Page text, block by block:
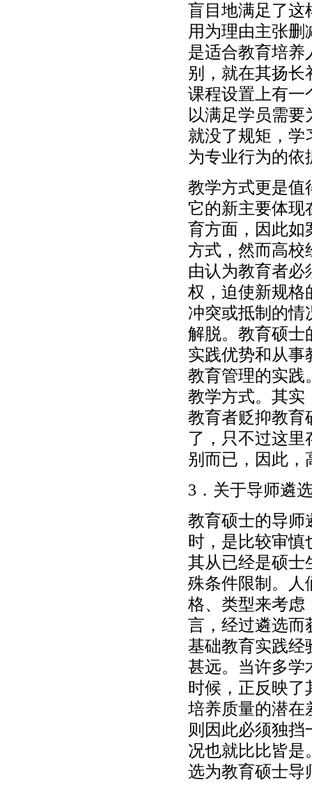
盲目地满足了这
用为理由主张
是适合教育培养
别，就在其扬长
课程设置上有一
以满足学员需
就没了规矩，学
为专业行为的依
教学方式更是值
它的新主要体现
育方面，因此如
方式，然而高校
由认为教育者必
权，迫使新规格
冲突或抵制的情
解脱。教育硕士
实践优势和从事
教育管理的实践
教学方式。其实
教育者贬抑教育
了，只不过这
别而已，因此，
3．关于导师遴
教育硕士的导师
时，是比较审慎
其从已经是硕士
殊条件限制。人
格、类型来考虑
言，经过遴选而
基础教育实践经
甚远。当许多学
时候，正反映了
培养质量的潜在
则因此必须独
况也就比比皆是
选为教育硕士导